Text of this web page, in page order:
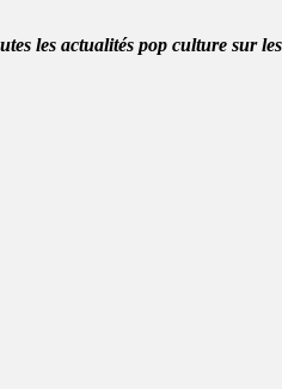
les actualités pop culture sur